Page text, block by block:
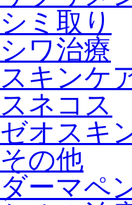
シミ取り
シワ治療
スキンケ
スネコス
ゼオスキ
その他
ダーマペ